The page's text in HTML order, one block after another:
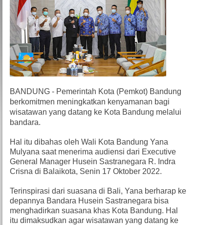
BANDUNG - Pemerintah Kota (Pemkot) Bandung
berkomitmen meningkatkan kenyamanan bagi
wisatawan yang datang ke Kota Bandung melalui
bandara.
Hal itu dibahas oleh Wali Kota Bandung Yana
Mulyana saat menerima audiensi dari Executive
General Manager Husein Sastranegara R. Indra
Crisna di Balaikota, Senin 17 Oktober 2022.
Terinspirasi dari suasana di Bali, Yana berharap ke
depannya Bandara Husein Sastranegara bisa
menghadirkan suasana khas Kota Bandung. Hal
itu dimaksudkan agar wisatawan yang datang ke